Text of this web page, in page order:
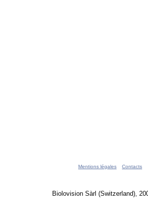
Mentions légales Contacts
Biolovision Sàrl (Switzerland),